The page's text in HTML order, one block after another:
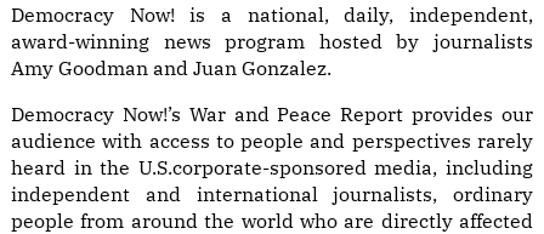
Democracy Now! is a national, daily, independent,
award-winning news program hosted by journalists
Amy Goodman and Juan Gonzalez.
Democracy Now!’s War and Peace Report provides our
audience with access to people and perspectives rarely
heard in the U.S.corporate-sponsored media, including
independent and international journalists, ordinary
people from around the world who are directly affected